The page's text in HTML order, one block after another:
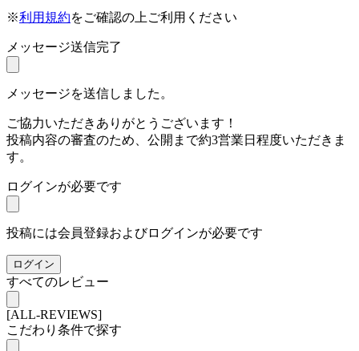
※利用規約をご確認の上ご利用ください
メッセージ送信完了
メッセージを送信しました。
ご協力いただきありがとうございます！
投稿内容の審査のため、公開まで約3営業日程度いただきま
す。
ログインが必要です
投稿には会員登録およびログインが必要です
ログイン
すべてのレビュー
[ALL-REVIEWS]
こだわり条件で探す